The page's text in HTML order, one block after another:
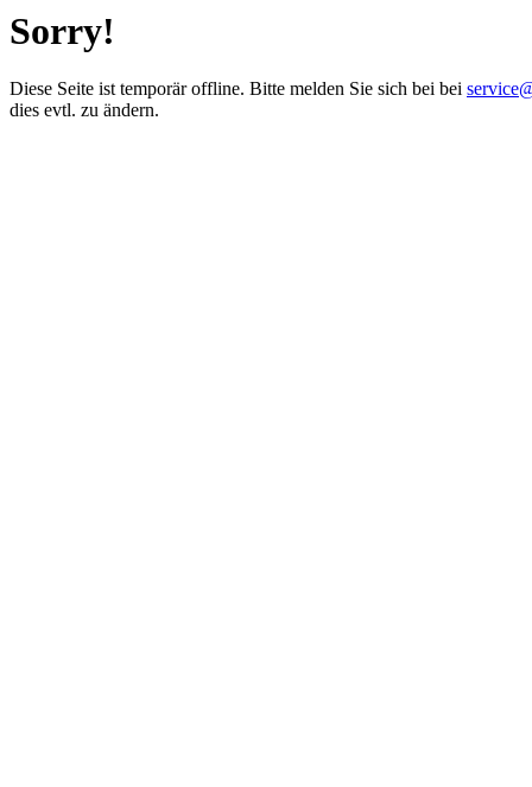
Sorry!
Diese Seite ist temporär offline. Bitte melden Sie sich bei bei
dies evtl. zu ändern.